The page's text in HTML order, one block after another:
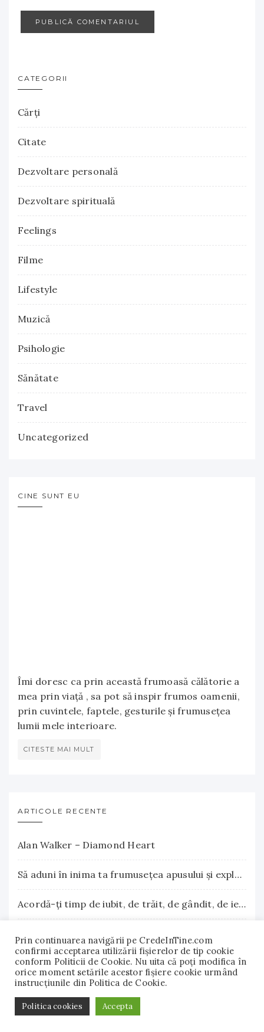
CATEGORII
Cărţi
Citate
Dezvoltare personală
Dezvoltare spirituală
Feelings
Filme
Lifestyle
Muzică
Psihologie
Sănătate
Travel
Uncategorized
CINE SUNT EU
Îmi doresc ca prin această frumoasă călătorie a
mea prin viață , sa pot să inspir frumos oamenii,
prin cuvintele, faptele, gesturile și frumusețea
lumii mele interioare.
CITESTE MAI MULT
ARTICOLE RECENTE
Alan Walker – Diamond Heart
Să aduni în inima ta frumuseţea apusului şi explozia nesfârşită a răsăritului
Acordă-ţi timp de iubit, de trăit, de gândit, de iertat
Surse naturale de biotină care încurajează creşterea părului. Vitamina B7 susţine sănătatea părului, pielii şi unghiilor
© 2018 - 2022 CredeInTine.com. Toate drepturile
rezervate.
Prin continuarea navigării pe CredeInTine.com
confirmi acceptarea utilizării fişierelor de tip cookie
conform Politicii de Cookie. Nu uita că poți modifica în
orice moment setările acestor fişiere cookie urmând
instrucțiunile din Politica de Cookie.
Politica cookies Accepta